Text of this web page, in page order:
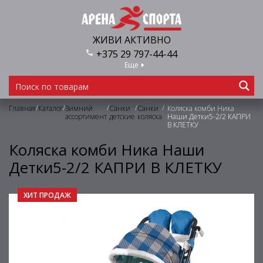
ЖИВИ АКТИВНО
+375 29 797-44-44
Еще
Главная/Каталог/Зимний
ассортимент
/Санки
детские
/Санки
коляска
/ Коляска комби Ника
Наши Детки5-2/2 КАПРИ
В КЛЕТКУ
Коляска комби Ника Наши
Детки5-2/2 КАПРИ В КЛЕТКУ
ХИТ ПРОДАЖ